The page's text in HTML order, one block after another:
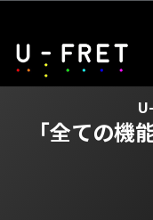
「全ての機